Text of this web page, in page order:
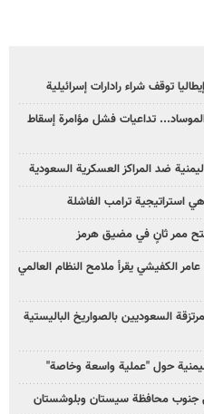
توقف شراء رادارات إسرائيلية
تداعيات فشل مؤامرة إسقاط
ضد المراكز العسكرية السعودية
هي استراتيجية ترامب الفاشلة
ممر ثانٍ في مضيق هرمز
الكفيشي يقرأ ملامح النظام العالمي
السعوديين بالصواريخ الباليستية
حول "عملية واسعة وخاصة"
جنوب محافظة سيستان وبلوشستان